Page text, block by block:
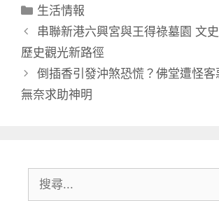
分
類
生活情報
串聯新港六興宮與王得祿墓園 文
歷史觀光新路徑
倒插香引發沖煞恐慌？佛堂遭怪
無奈求助神明
尋: